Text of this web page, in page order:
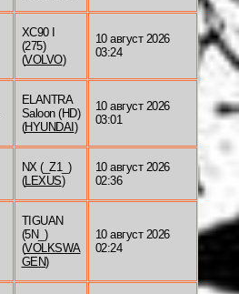
XC90 I
(275)
(VOLVO)
10 август 2026
03:24
ELANTRA
Saloon (HD)
(HYUNDAI )
10 август 2026
03:01
NX (_Z1_)
(LEXUS)
10 август 2026
02:36
TIGUAN
(5N_)
(VOLKSWA
GEN)
10 август 2026
02:24